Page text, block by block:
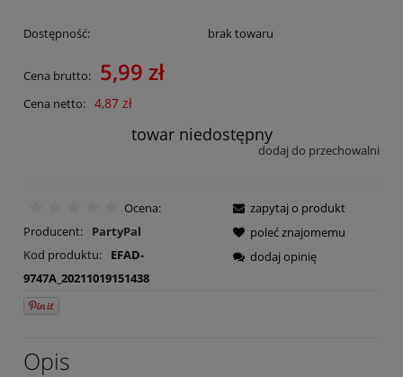
Dostępność: brak towaru
Cena brutto: 5,99 zł
Cena netto: 4,87 zł
towar niedostępny
dodaj do przechowalni
Ocena:
Producent:
PartyPal
Kod produktu:
EFAD-
9747A_20211019151438
zapytaj o produkt
poleć znajomemu
dodaj opinię
Opis